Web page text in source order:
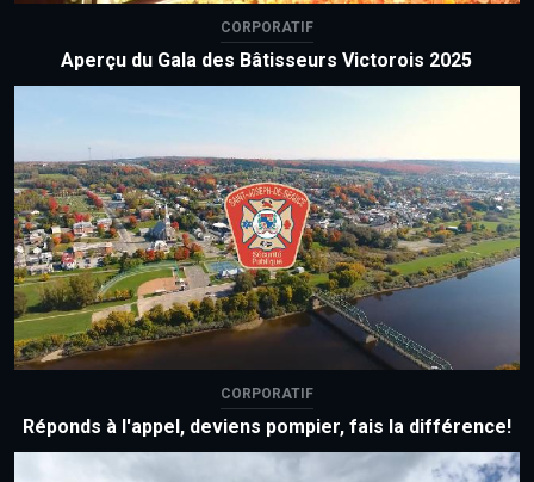
CORPORATIF
Aperçu du Gala des Bâtisseurs Victorois 2025
CORPORATIF
Réponds à l'appel, deviens pompier, fais la différence!